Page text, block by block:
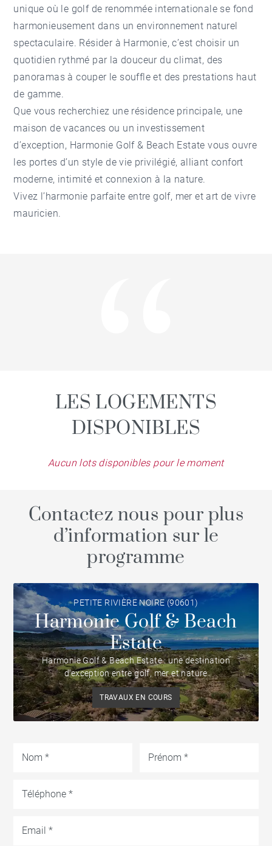
unique où le golf de renommée internationale se fond
harmonieusement dans un environnement naturel
spectaculaire. Résider à Harmonie, c’est choisir un
quotidien rythmé par la douceur du climat, des
panoramas à couper le souffle et des prestations haut
de gamme.
Que vous recherchiez une résidence principale, une
maison de vacances ou un investissement
d’exception, Harmonie Golf & Beach Estate vous ouvre
les portes d’un style de vie privilégié, alliant confort
moderne, intimité et connexion à la nature.
Vivez l’harmonie parfaite entre golf, mer et art de vivre
mauricien.
LES LOGEMENTS
DISPONIBLES
Aucun lots disponibles pour le moment
Contactez nous pour plus
d’information sur le
programme
PETITE RIVIÈRE NOIRE (90601)
Harmonie Golf & Beach
Estate
Harmonie Golf & Beach Estate : une destination
d’exception entre golf, mer et nature
TRAVAUX EN COURS